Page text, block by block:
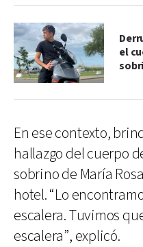
el
En ese contexto,
hallazgo del cuerpo
sobrino de María
hotel. “Lo
escalera. Tuvimos
escalera”, explicó.